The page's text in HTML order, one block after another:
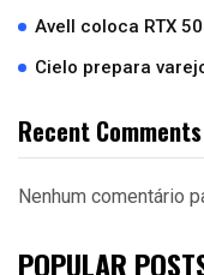
Avell coloca RTX
Cielo prepara
Recent Comments
Nenhum comentário
POPULAR